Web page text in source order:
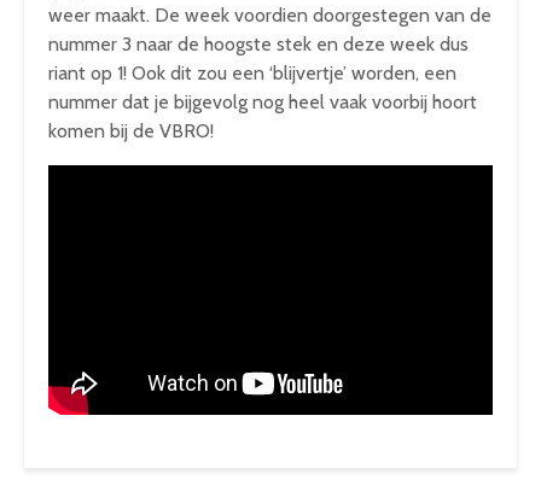
weer maakt. De week voordien doorgestegen van de
nummer 3 naar de hoogste stek en deze week dus
riant op 1! Ook dit zou een ‘blijvertje’ worden, een
nummer dat je bijgevolg nog heel vaak voorbij hoort
komen bij de VBRO!